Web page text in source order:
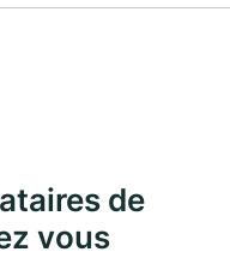
de
vous